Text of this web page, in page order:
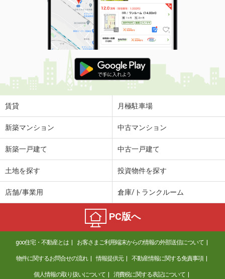
住 所
静岡県浜松市浜名区寺島
専有面積 48.18m²
間取り
1LDK
静岡県掛川市逆川
価 格
5.50万円
住 所
静岡県掛川市逆川
専有面積
静岡県磐田市見付
4.10万円
静岡県浜松市中央区和合町
3.50万円
住 所
静岡県浜松市中央区和合町
専有面積 24.98m²
間取り
1K
静岡県湖西市古見
賃貸 月極駐車場
新築マンション 中古マンション
新築一戸建て 中古一戸建て
土地を探す 投資物件を探す
店舗/事業用 倉庫/トランクルーム
PC版へ
goo住宅・不動産とは お客さまご利用端末からの情報の外部送信について
物件に関するお問合せの流れ 情報提供元 不動産情報に関する免責事項
個人情報の取り扱いについて 消費税に関する表記について